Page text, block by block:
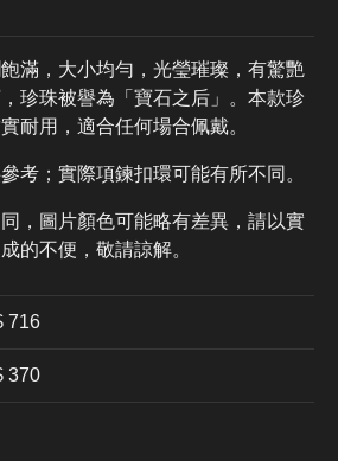
滿，大小均勻，光瑩璀璨，有驚艷
珍珠被譽為「寶石之后」。本款珍
耐用，適合任何場合佩戴。
考；實際項鍊扣環可能有所不同。
，圖片顏色可能略有差異，請以實
的不便，敬請諒解。
716
370